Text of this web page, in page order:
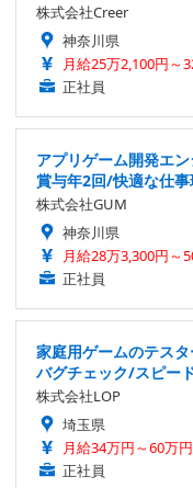
株式会社Creer
神奈川県
月給25万2,100円～
正社員
アプリゲーム開発エ
賞与年2回/快適な仕
株式会社GUM
神奈川県
月給28万3,300円～
正社員
家庭用ゲームのテス
バグチェック/スピー
株式会社LOP
埼玉県
月給34万円～60万円
正社員